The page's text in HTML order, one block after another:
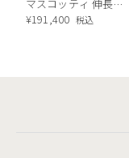
マスコッティ 伸長・
昇降式テーブル ／
¥191,400 税込